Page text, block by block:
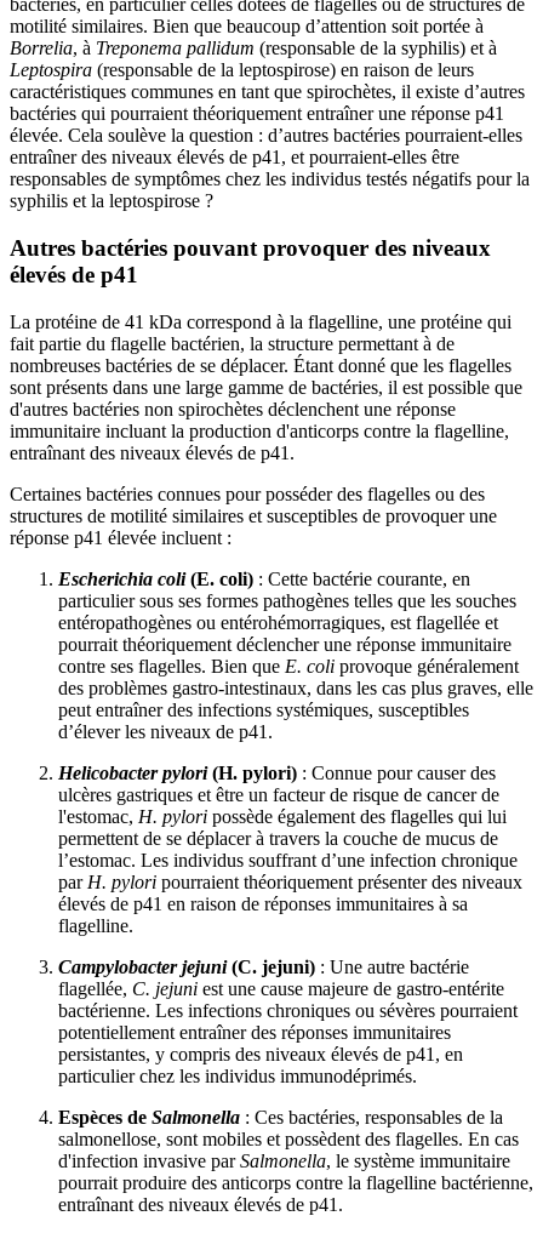
bactéries, en particulier celles dotées de flagelles ou de structures de
motilité similaires. Bien que beaucoup d’attention soit portée à
Borrelia, à Treponema pallidum (responsable de la syphilis) et à
Leptospira (responsable de la leptospirose) en raison de leurs
caractéristiques communes en tant que spirochètes, il existe d’autres
bactéries qui pourraient théoriquement entraîner une réponse p41
élevée. Cela soulève la question : d’autres bactéries pourraient-elles
entraîner des niveaux élevés de p41, et pourraient-elles être
responsables de symptômes chez les individus testés négatifs pour la
syphilis et la leptospirose ?
Autres bactéries pouvant provoquer des niveaux
élevés de p41
La protéine de 41 kDa correspond à la flagelline, une protéine qui
fait partie du flagelle bactérien, la structure permettant à de
nombreuses bactéries de se déplacer. Étant donné que les flagelles
sont présents dans une large gamme de bactéries, il est possible que
d'autres bactéries non spirochètes déclenchent une réponse
immunitaire incluant la production d'anticorps contre la flagelline,
entraînant des niveaux élevés de p41.
Certaines bactéries connues pour posséder des flagelles ou des
structures de motilité similaires et susceptibles de provoquer une
réponse p41 élevée incluent :
Escherichia coli(E. coli) : Cette bactérie courante, en
particulier sous ses formes pathogènes telles que les souches
entéropathogènes ou entérohémorragiques, est flagellée et
pourrait théoriquement déclencher une réponse immunitaire
contre ses flagelles. Bien que E. coli provoque généralement
des problèmes gastro-intestinaux, dans les cas plus graves, elle
peut entraîner des infections systémiques, susceptibles
d’élever les niveaux de p41.
Helicobacter pylori(H. pylori) : Connue pour causer des
ulcères gastriques et être un facteur de risque de cancer de
l'estomac, H. pylori possède également des flagelles qui lui
permettent de se déplacer à travers la couche de mucus de
l’estomac. Les individus souffrant d’une infection chronique
par H. pylori pourraient théoriquement présenter des niveaux
élevés de p41 en raison de réponses immunitaires à sa
flagelline.
Campylobacter jejuni(C. jejuni) : Une autre bactérie
flagellée, C. jejuni est une cause majeure de gastro-entérite
bactérienne. Les infections chroniques ou sévères pourraient
potentiellement entraîner des réponses immunitaires
persistantes, y compris des niveaux élevés de p41, en
particulier chez les individus immunodéprimés.
Espèces de Salmonella : Ces bactéries, responsables de la
salmonellose, sont mobiles et possèdent des flagelles. En cas
d'infection invasive parSalmonella, le système immunitaire
pourrait produire des anticorps contre la flagelline bactérienne,
entraînant des niveaux élevés de p41.